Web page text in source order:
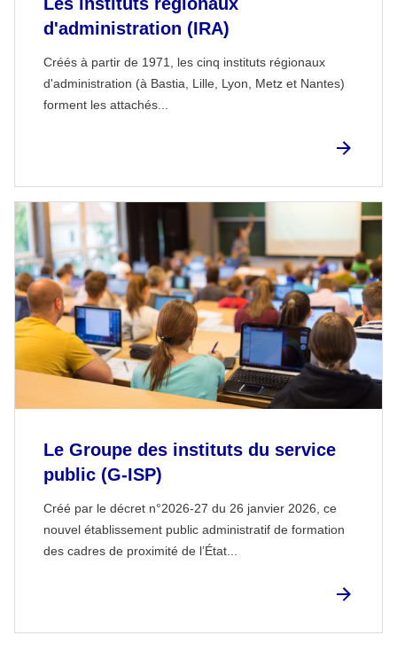
d'administration (IRA)
Créés à partir de 1971, les cinq instituts régionaux
d'administration (à Bastia, Lille, Lyon, Metz et Nantes)
forment les attachés...
Le Groupe des instituts du service
public (G-ISP)
Créé par le décret n°2026-27 du 26 janvier 2026, ce
nouvel établissement public administratif de formation
des cadres de proximité de l’État...